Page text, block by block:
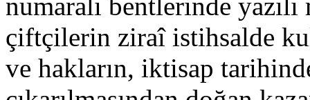
çiftçilerin ziraî istihsalde
ve hakların, iktisap